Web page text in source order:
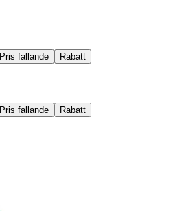
Pris fallande Rabatt
Pris fallande Rabatt